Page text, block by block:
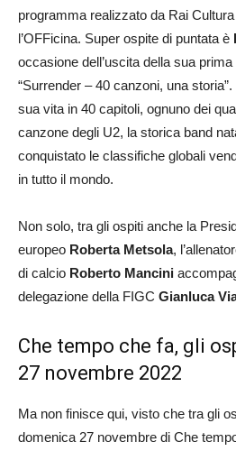
programma realizzato da Rai
l’OFFicina. Super ospite di puntata è
occasione dell’uscita della sua
“Surrender – 40 canzoni, una
sua vita in 40 capitoli, ognuno dei
canzone degli U2, la storica band
conquistato le classifiche globali
in tutto il mondo.
Non solo, tra gli ospiti anche la
europeo Roberta Metsola,
di calcio Roberto Mancini
delegazione della FIGC Gianluca
Che tempo che fa, gli
27 novembre 2022
Ma non finisce qui, visto che tra gli
domenica 27 novembre di Che